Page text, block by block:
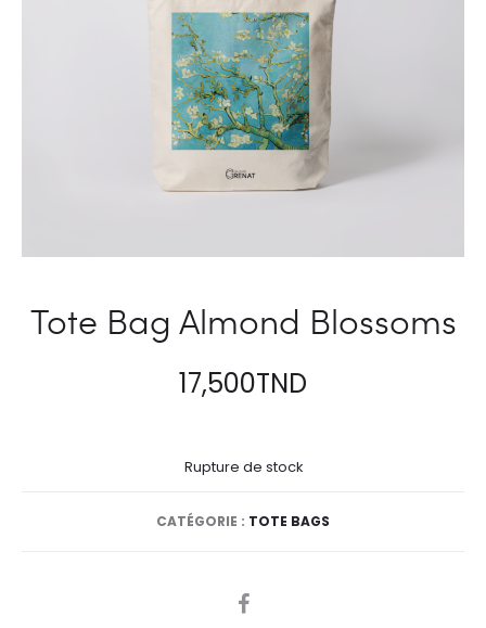
Tote Bag Almond Blossoms
17,500TND
Rupture de stock
CATÉGORIE : TOTE BAGS
SHARE